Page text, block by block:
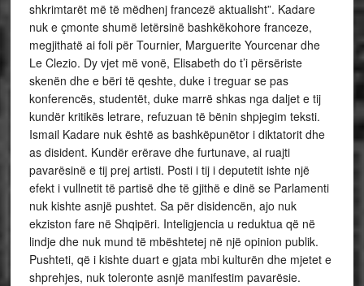
shkrimtarët më të mëdhenj francezë aktualisht”. Kadare
nuk e çmonte shumë letërsinë bashkëkohore franceze,
megjithatë ai foli për Tournier, Marguerite Yourcenar dhe
Le Clezio. Dy vjet më vonë, Elisabeth do t’i përsëriste
skenën dhe e bëri të qeshte, duke i treguar se pas
konferencës, studentët, duke marrë shkas nga daljet e tij
kundër kritikës letrare, refuzuan të bënin shpjegim teksti.
Ismail Kadare nuk është as bashkëpunëtor i diktatorit dhe
as disident. Kundër erërave dhe furtunave, ai ruajti
pavarësinë e tij prej artisti. Posti i tij i deputetit ishte një
efekt i vullnetit të partisë dhe të gjithë e dinë se Parlamenti
nuk kishte asnjë pushtet. Sa për disidencën, ajo nuk
ekziston fare në Shqipëri. Inteligjencia u reduktua që në
lindje dhe nuk mund të mbështetej në një opinion publik.
Pushteti, që i kishte duart e gjata mbi kulturën dhe mjetet e
shprehjes, nuk toleronte asnjë manifestim pavarësie.